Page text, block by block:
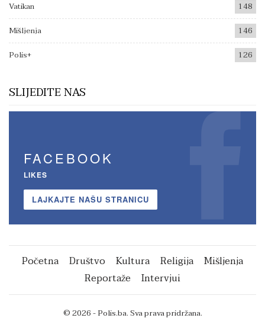
Vatikan
148
Mišljenja
146
Polis+
126
SLIJEDITE NAS
FACEBOOK
LIKES
LAJKAJTE NAŠU STRANICU
Početna Društvo Kultura Religija
Mišljenja
Reportaže
Intervjui
© 2026 - Polis.ba. Sva prava pridržana.